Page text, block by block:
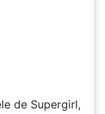
de Supergirl,